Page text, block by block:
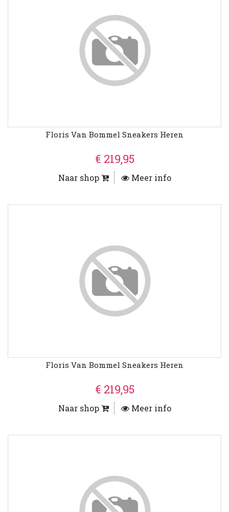
Floris Van Bommel Sneakers Heren
€ 219,95
Naar shop Meer info
Floris Van Bommel Sneakers Heren
€ 219,95
Naar shop Meer info